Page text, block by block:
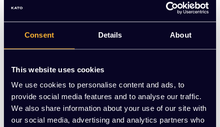
Consent Details About
This website uses cookies
We use cookies to personalise content and ads, to
provide social media features and to analyse our traffic.
We also share information about your use of our site with
our social media, advertising and analytics partners who
inzetbaar. Nu voor €570,00 | KATO Kantoorinrichting
Aantal - +
Toevoegen aan winkelwagen